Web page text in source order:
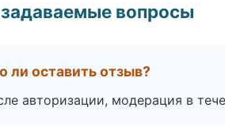
вопросы
ли оставить отзыв?
авторизации, модерация в